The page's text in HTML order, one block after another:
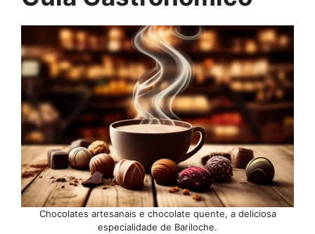
Chocolates artesanais e chocolate quente, a deliciosa
especialidade de Bariloche.